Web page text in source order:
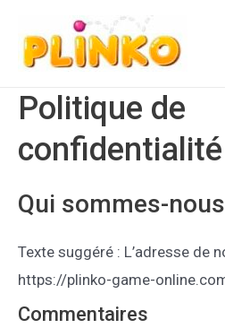
contenu
Politique de
confidentialité
Qui sommes-
Texte suggéré : L’adresse de
https://plinko-game-
Commentaires